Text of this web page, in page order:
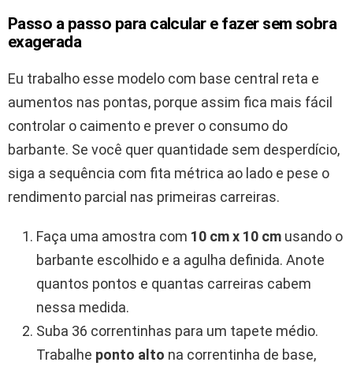
Passo a passo para calcular e fazer sem sobra
exagerada
Eu trabalho esse modelo com base central reta e
aumentos nas pontas, porque assim fica mais fácil
controlar o caimento e prever o consumo do
barbante. Se você quer quantidade sem desperdício,
siga a sequência com fita métrica ao lado e pese o
rendimento parcial nas primeiras carreiras.
Faça uma amostra com 10 cm x 10 cm usando o
barbante escolhido e a agulha definida. Anote
quantos pontos e quantas carreiras cabem
nessa medida.
Suba 36 correntinhas para um tapete médio.
Trabalhe ponto alto na correntinha de base,